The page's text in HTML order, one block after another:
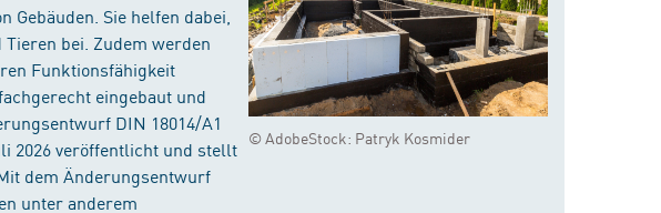
© AdobeStock: Patryk Kosmider
Sie helfen dabei,
bei. Zudem werden
Funktionsfähigkeit
eingebaut und
DIN 18014/A1
2026 veröffentlicht und stellt
dem Änderungsentwurf
unter anderem